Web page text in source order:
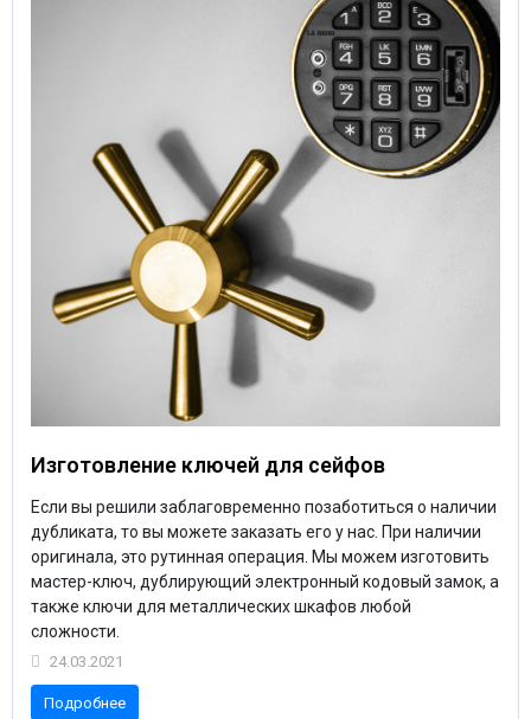
Изготовление ключей для сейфов
Если вы решили заблаговременно позаботиться о наличии
дубликата, то вы можете заказать его у нас. При наличии
оригинала, это рутинная операция. Мы можем изготовить
мастер-ключ, дублирующий электронный кодовый замок, а
также ключи для металлических шкафов любой
сложности.
24.03.2021
Подробнее